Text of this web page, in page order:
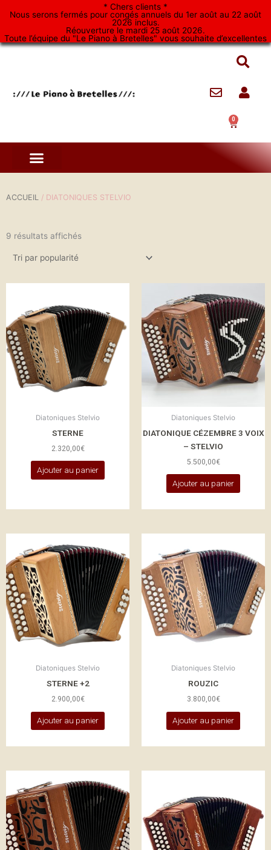
* Chers clients *
Nous serons fermés pour congés annuels du 1er août au 22 août
2026 inclus.
Réouverture le mardi 25 août 2026.
Toute l’équipe du "Le Piano à Bretelles" vous souhaite d’excellentes
vacances. *
0 Panier
ACCUEIL / DIATONIQUES STELVIO
9 résultats affichés
Diatoniques Stelvio
STERNE
2.320,00€
Ajouter au panier
Diatoniques Stelvio
DIATONIQUE CÉZEMBRE 3 VOIX
– STELVIO
5.500,00€
Ajouter au panier
Diatoniques Stelvio
STERNE +2
2.900,00€
Ajouter au panier
Diatoniques Stelvio
ROUZIC
3.800,00€
Ajouter au panier